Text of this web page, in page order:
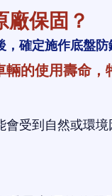
保固？
，確定施作底盤防
的使用壽命，
受到自然或環